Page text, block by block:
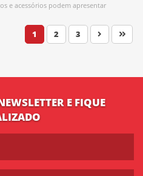
e acessórios podem apresentar
1 2 3
E FIQUE